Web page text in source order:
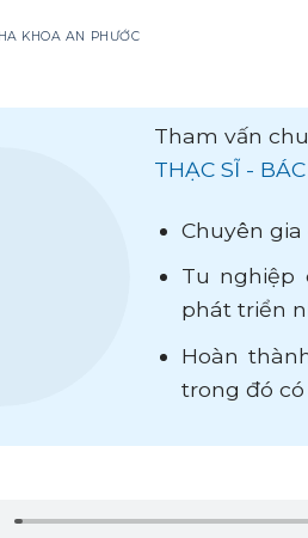
KHOA AN PHƯỚC
Tham vấn
THẠC SĨ -
Chuyên
Tu nghiệp
phát triển
Hoàn
trong đó